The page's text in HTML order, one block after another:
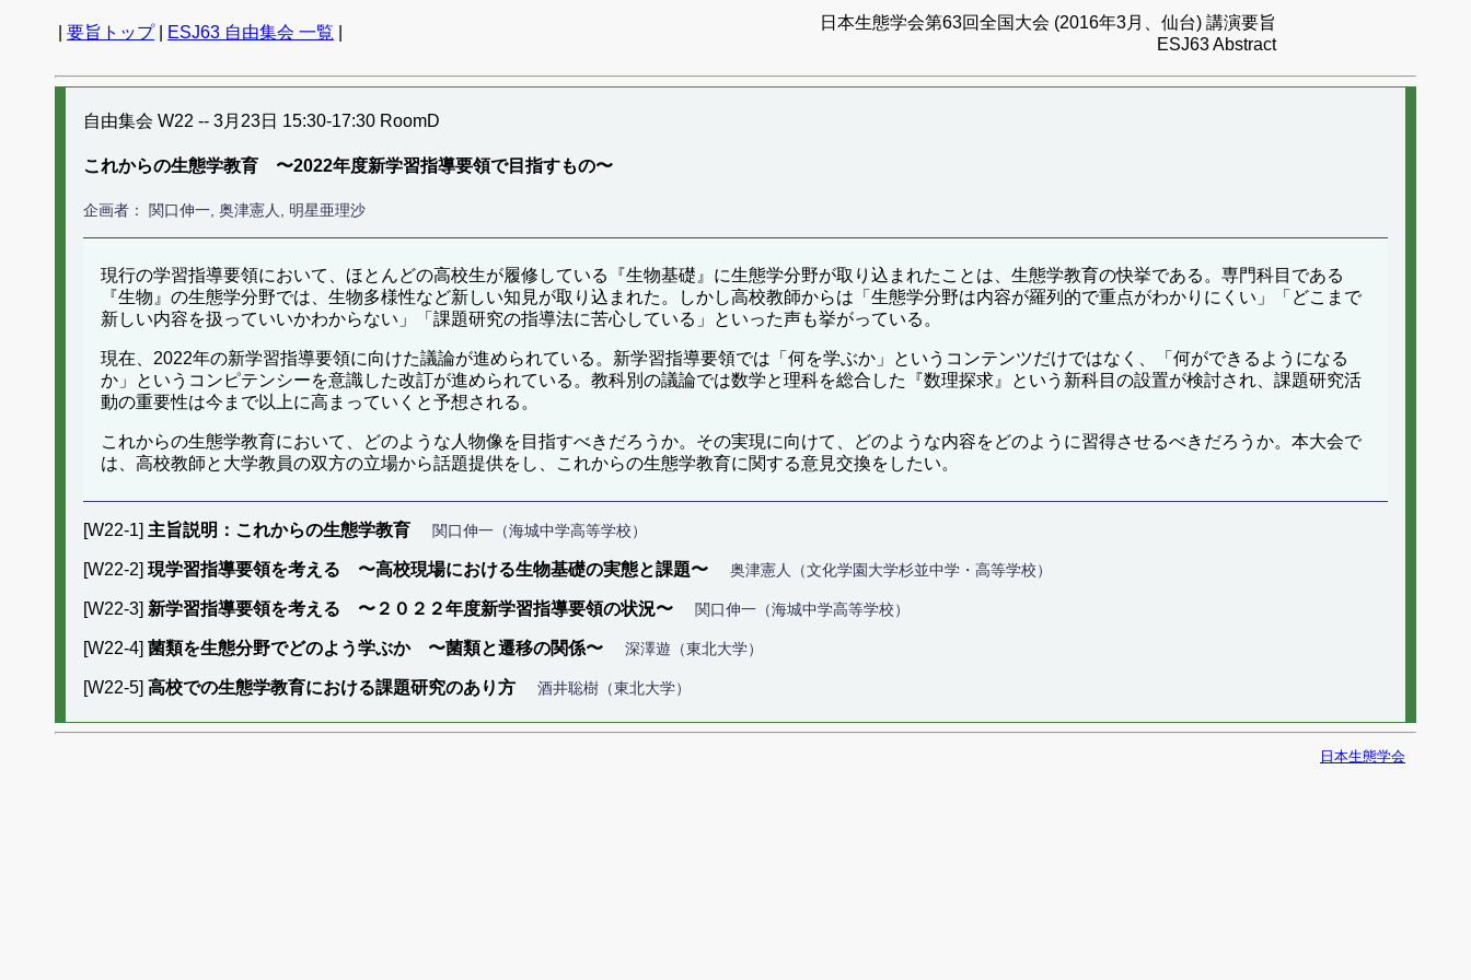
要旨トップ| ESJ63 自由集会 一覧
日本生態学会第63回全国大会 (2016年3月、仙台) 講演要旨
ESJ63 Abstract
自由集会 W22 -- 3月23日 15:30-17:30 RoomD
これからの生態学教育 〜2022年度新学習指導要領で目指すもの〜
企画者： 関口伸一, 奥津憲人, 明星亜理沙
現行の学習指導要領において、ほとんどの高校生が履修している『生物基礎』に生態学分野が取り込まれたことは、生態学教育の快挙である。専門科目である
『生物』の生態学分野では、生物多様性など新しい知見が取り込まれた。しかし高校教師からは「生態学分野は内容が羅列的で重点がわかりにくい」「どこまで
新しい内容を扱っていいかわからない」「課題研究の指導法に苦心している」といった声も挙がっている。
現在、2022年の新学習指導要領に向けた議論が進められている。新学習指導要領では「何を学ぶか」というコンテンツだけではなく、「何ができるようになる
か」というコンピテンシーを意識した改訂が進められている。教科別の議論では数学と理科を総合した『数理探求』という新科目の設置が検討され、課題研究活
動の重要性は今まで以上に高まっていくと予想される。
これからの生態学教育において、どのような人物像を目指すべきだろうか。その実現に向けて、どのような内容をどのように習得させるべきだろうか。本大会で
は、高校教師と大学教員の双方の立場から話題提供をし、これからの生態学教育に関する意見交換をしたい。
[W22-1] 主旨説明：これからの生態学教育 関口伸一（海城中学高等学校）
[W22-2] 現学習指導要領を考える 〜高校現場における生物基礎の実態と課題〜 奥津憲人（文化学園大学杉並中学・高等学校）
[W22-3] 新学習指導要領を考える 〜２０２２年度新学習指導要領の状況〜 関口伸一（海城中学高等学校）
[W22-4] 菌類を生態分野でどのよう学ぶか 〜菌類と遷移の関係〜 深澤遊（東北大学）
[W22-5] 高校での生態学教育における課題研究のあり方 酒井聡樹（東北大学）
日本生態学会